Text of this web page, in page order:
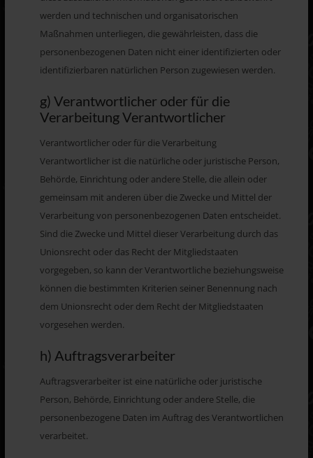
werden und technischen und organisatorischen
Maßnahmen unterliegen, die gewährleisten, dass die
personenbezogenen Daten nicht einer identifizierten oder
identifizierbaren natürlichen Person zugewiesen werden.
g) Verantwortlicher oder für die
Verarbeitung Verantwortlicher
Verantwortlicher oder für die Verarbeitung
Verantwortlicher ist die natürliche oder juristische Person,
Behörde, Einrichtung oder andere Stelle, die allein oder
gemeinsam mit anderen über die Zwecke und Mittel der
Verarbeitung von personenbezogenen Daten entscheidet.
Sind die Zwecke und Mittel dieser Verarbeitung durch das
Unionsrecht oder das Recht der Mitgliedstaaten
vorgegeben, so kann der Verantwortliche beziehungsweise
können die bestimmten Kriterien seiner Benennung nach
dem Unionsrecht oder dem Recht der Mitgliedstaaten
vorgesehen werden.
h) Auftragsverarbeiter
Auftragsverarbeiter ist eine natürliche oder juristische
Person, Behörde, Einrichtung oder andere Stelle, die
personenbezogene Daten im Auftrag des Verantwortlichen
verarbeitet.